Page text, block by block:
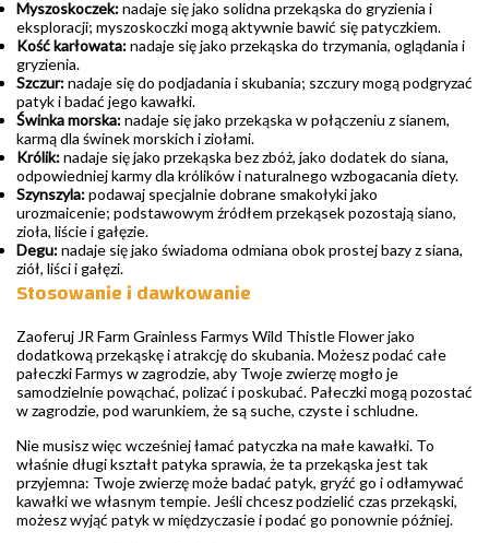
Myszoskoczek:nadaje się jako solidna przekąska do gryzienia i
eksploracji; myszoskoczki mogą aktywnie bawić się patyczkiem.
Kość karłowata:nadaje się jako przekąska do trzymania, oglądania i
gryzienia.
Szczur:nadaje się do podjadania i skubania; szczury mogą podgryzać
patyk i badać jego kawałki.
Świnka morska:nadaje się jako przekąska w połączeniu z sianem,
karmą dla świnek morskich i ziołami.
Królik:nadaje się jako przekąska bez zbóż, jako dodatek do siana,
odpowiedniej karmy dla królików i naturalnego wzbogacania diety.
Szynszyla:podawaj specjalnie dobrane smakołyki jako
urozmaicenie; podstawowym źródłem przekąsek pozostają siano,
zioła, liście i gałęzie.
Degu:nadaje się jako świadoma odmiana obok prostej bazy z siana,
ziół, liści i gałęzi.
Stosowanie i dawkowanie
Zaoferuj JR Farm Grainless Farmys Wild Thistle Flower jako
dodatkową przekąskę i atrakcję do skubania. Możesz podać całe
pałeczki Farmys w zagrodzie, aby Twoje zwierzę mogło je
samodzielnie powąchać, polizać i poskubać. Pałeczki mogą pozostać
w zagrodzie, pod warunkiem, że są suche, czyste i schludne.
Nie musisz więc wcześniej łamać patyczka na małe kawałki. To
właśnie długi kształt patyka sprawia, że ta przekąska jest tak
przyjemna: Twoje zwierzę może badać patyk, gryźć go i odłamywać
kawałki we własnym tempie. Jeśli chcesz podzielić czas przekąski,
możesz wyjąć patyk w międzyczasie i podać go ponownie później.